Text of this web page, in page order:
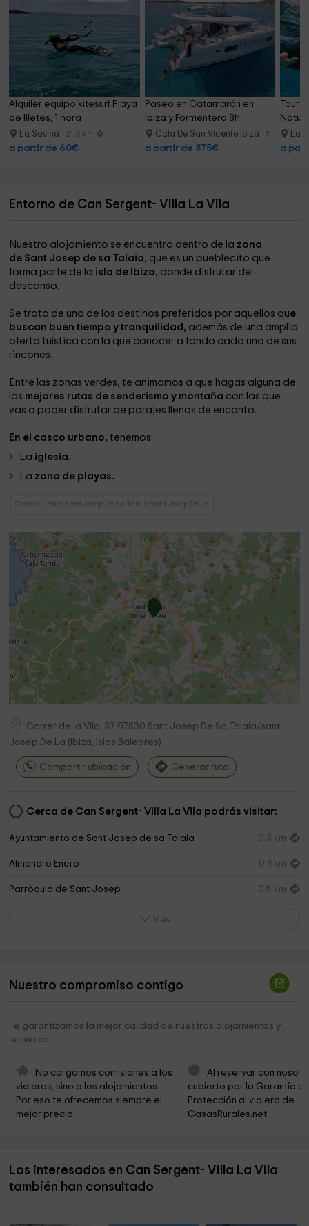
Alquiler equipo kitesurf Playa
de Illetes, 1 hora
La Savina 21.6 km
a partir de 60€
Paseo en Catamarán en
Ibiza y Formentera 8h
Cala De San Vicente Ibiza 11.6 km
a partir de 875€
Tour
La
a
Entorno de Can Sergent- Villa La Vila
Nuestro alojamiento se encuentra dentro de la zona
de Sant Josep de sa Talaia, que es un pueblecito que
forma parte de la isla de Ibiza, donde disfrutar del
descanso.
Se trata de uno de los destinos preferidos por aquellos que
buscan buen tiempo y tranquilidad, además de una amplia
oferta tuística con la que conocer a fondo cada uno de sus
rincones.
Entre las zonas verdes, te animamos a que hagas alguna de
las mejores rutas de senderismo y montaña con las que
vas a poder disfrutar de parajes llenos de encanto.
En el casco urbano, tenemos:
La iglesia.
La zona de playas.
Casas Rurales Sant Josep De Sa Talaia/sant Josep De La
Carrer de la Vila, 37 07830 Sant Josep De Sa Talaia/sant
Josep De La ( Ibiza, Islas Baleares)
Compartir ubicación Generar ruta
Cerca de Can Sergent- Villa La Vila podrás visitar:
Ayuntamiento de Sant Josep de sa Talaia 0,3 km
Almendro Enero 0,4 km
Parròquia de Sant Josep 0,5 km
Cementerio municipal de Sant Josep de Sa Talaia
Ayuntamiento de Sant Josep de Sa Talaia 2,5 km
Ayuntamiento de Sant Josep de Sa Talaia
Hormicemex
Es Pujolets
Can Soleil 6,5 km
Ayuntamiento de Sant Antoni de Portmany 6,7 km
Más
Nuestro compromiso contigo
Te garantizamos la mejor calidad de nuestros alojamientos y
servicios
No cargamos comisiones a los
viajeros, sino a los alojamientos.
Por eso te ofrecemos siempre el
mejor precio.
Al reservar con
cubierto por la Garantía
Protección al viajero de
CasasRurales.net
Los interesados en Can Sergent- Villa La Vila
también han consultado